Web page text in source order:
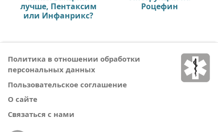
лучше, Пентаксим
или Инфанрикс?
Роцефин
Политика в отношении обработки
персональных данных
Пользовательское соглашение
О сайте
Связаться с нами